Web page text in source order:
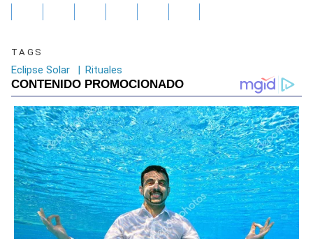
TAGS
Eclipse Solar | Rituales